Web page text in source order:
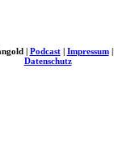
| Podcast| Impressum|
Datenschutz